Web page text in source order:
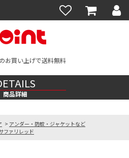
お買い上げで送料無料
商品詳細
> アンダー・防蚊・ジャケットなど
ファリレッド